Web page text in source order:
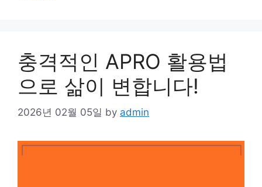
충격적인 APRO 활용법
으로 삶이 변합니다!
2026년 02월 05일 by admin